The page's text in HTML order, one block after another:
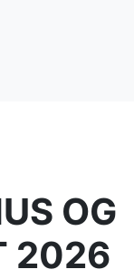
OG
2026